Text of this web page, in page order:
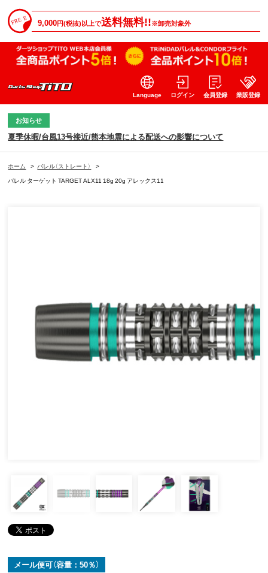
9,000円(税抜)以上で送料無料!!※卸売対象外
Language ログイン 会員登録 業販登録
お知らせ
夏季休暇/台風13号接近/熊本地震による配送への影響について
ホーム > バレル（ストレート）
>
バレル ターゲット TARGET ALX11 18g 20g アレックス11
メール便可（容量：50％）